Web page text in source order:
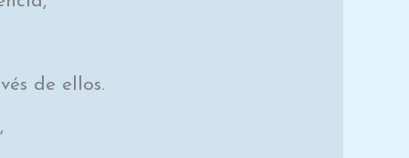
de ellos.